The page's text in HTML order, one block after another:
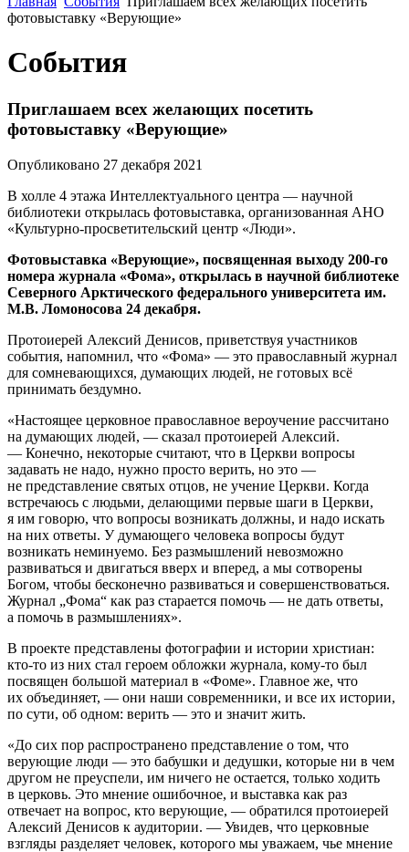
фотовыставку «Верующие»
События
Приглашаем всех желающих посетить
фотовыставку «Верующие»
Опубликовано 27 декабря 2021
В холле 4 этажа Интеллектуального центра — научной
библиотеки открылась фотовыставка, организованная АНО
«Культурно-просветительский центр «Люди».
Фотовыставка «Верующие», посвященная выходу 200-го
номера журнала «Фома», открылась в научной библиотеке
Северного Арктического федерального университета им.
М.В. Ломоносова 24 декабря.
Протоиерей Алексий Денисов, приветствуя участников
события, напомнил, что «Фома» — это православный журнал
для сомневающихся, думающих людей, не готовых всё
принимать бездумно.
«Настоящее церковное православное вероучение рассчитано
на думающих людей, — сказал протоиерей Алексий.
— Конечно, некоторые считают, что в Церкви вопросы
задавать не надо, нужно просто верить, но это —
не представление святых отцов, не учение Церкви. Когда
встречаюсь с людьми, делающими первые шаги в Церкви,
я им говорю, что вопросы возникать должны, и надо искать
на них ответы. У думающего человека вопросы будут
возникать неминуемо. Без размышлений невозможно
развиваться и двигаться вверх и вперед, а мы сотворены
Богом, чтобы бесконечно развиваться и совершенствоваться.
Журнал „Фома“ как раз старается помочь — не дать ответы,
а помочь в размышлениях».
В проекте представлены фотографии и истории христиан:
кто-то из них стал героем обложки журнала, кому-то был
посвящен большой материал в «Фоме». Главное же, что
их объединяет, — они наши современники, и все их истории,
по сути, об одном: верить — это и значит жить.
«До сих пор распространено представление о том, что
верующие люди — это бабушки и дедушки, которые ни в чем
другом не преуспели, им ничего не остается, только ходить
в церковь. Это мнение ошибочное, и выставка как раз
отвечает на вопрос, кто верующие, — обратился протоиерей
Алексий Денисов к аудитории. — Увидев, что церковные
взгляды разделяет человек, которого мы уважаем, чье мнение